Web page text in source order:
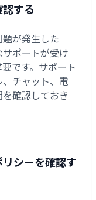
する
が発生した
ポートが受け
です。サポート
チャット、電
確認しておき
シーを確認す